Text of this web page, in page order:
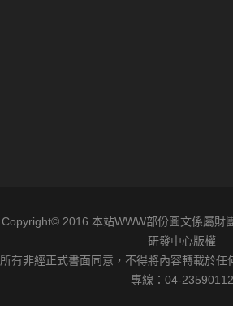
Copyright© 2016.本站WWW部份圖文係屬財
研發中心版權
所有非經正式書面同意，不得將內容轉載於任
專線：04-23590112